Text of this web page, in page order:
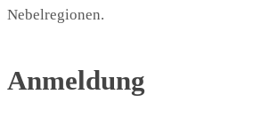
Nebelregionen.
Anmeldung